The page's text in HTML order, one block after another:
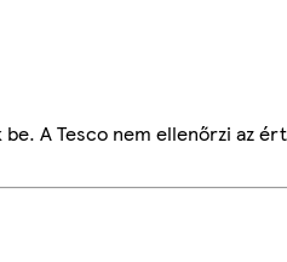
A Tesco nem ellenőrzi az